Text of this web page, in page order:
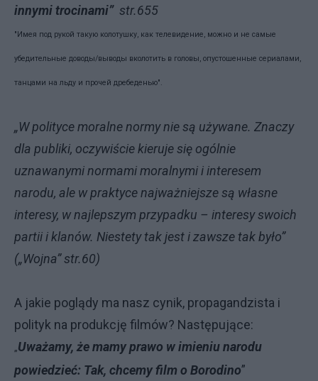
innymi trocinami”str.655
"Имея под рукой такую колотушку, как телеви­дение, можно и не самые
убедительные доводы/выводы вко­лотить в головы, опустошенные сериалами,
танцами на льду и прочей дребеденью".
„W polityce moralne normy nie są używane. Znaczy
dla publiki, oczywiście kieruje się ogólnie
uznawanymi normami moralnymi i interesem
narodu, ale w praktyce najważniejsze są własne
interesy, w najlepszym przypadku – interesy swoich
partii i klanów. Niestety tak jest i zawsze tak było”
(„Wojna” str.60)
A jakie poglądy ma nasz cynik, propagandzista i
polityk na produkcję filmów? Następujące:
„Uważamy, że mamy prawo w imieniu narodu
powiedzieć: Tak, chcemy film o Borodino”